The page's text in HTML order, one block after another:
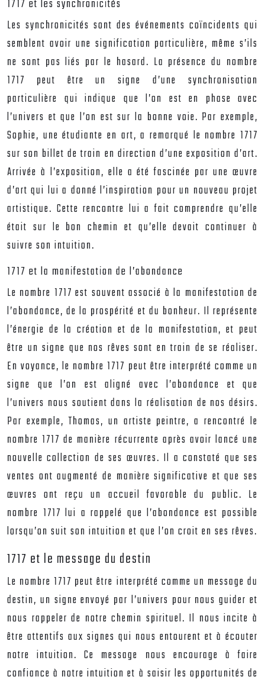
1717 et les synchronicités
Les synchronicités sont des événements coïncidents qui
semblent avoir une signification particulière, même s’ils
ne sont pas liés par le hasard. La présence du nombre
1717 peut être un signe d’une synchronisation
particulière qui indique que l’on est en phase avec
l’univers et que l’on est sur la bonne voie. Par exemple,
Sophie, une étudiante en art, a remarqué le nombre 1717
sur son billet de train en direction d’une exposition d’art.
Arrivée à l’exposition, elle a été fascinée par une œuvre
d’art qui lui a donné l’inspiration pour un nouveau projet
artistique. Cette rencontre lui a fait comprendre qu’elle
était sur le bon chemin et qu’elle devait continuer à
suivre son intuition.
1717 et la manifestation de l’abondance
Le nombre 1717 est souvent associé à la manifestation de
l’abondance, de la prospérité et du bonheur. Il représente
l’énergie de la création et de la manifestation, et peut
être un signe que nos rêves sont en train de se réaliser.
En voyance, le nombre 1717 peut être interprété comme un
signe que l’on est aligné avec l’abondance et que
l’univers nous soutient dans la réalisation de nos désirs.
Par exemple, Thomas, un artiste peintre, a rencontré le
nombre 1717 de manière récurrente après avoir lancé une
nouvelle collection de ses œuvres. Il a constaté que ses
ventes ont augmenté de manière significative et que ses
œuvres ont reçu un accueil favorable du public. Le
nombre 1717 lui a rappelé que l’abondance est possible
lorsqu’on suit son intuition et que l’on croit en ses rêves.
1717 et le message du destin
Le nombre 1717 peut être interprété comme un message du
destin, un signe envoyé par l’univers pour nous guider et
nous rappeler de notre chemin spirituel. Il nous incite à
être attentifs aux signes qui nous entourent et à écouter
notre intuition. Ce message nous encourage à faire
confiance à notre intuition et à saisir les opportunités de